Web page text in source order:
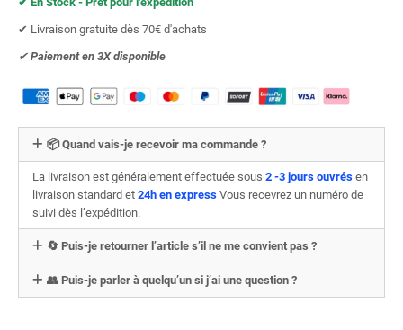
✔︎ Livraison gratuite dès 70€ d'achats
✔︎ Paiement en 3X disponible
📦 Quand vais-je recevoir ma commande ?
La livraison est généralement effectuée sous 2 -3 jours ouvrés en
livraison standard et 24h en express Vous recevrez un numéro de
suivi dès l’expédition.
🔄 Puis-je retourner l’article s’il ne me convient pas ?
👥 Puis-je parler à quelqu’un si j’ai une question ?